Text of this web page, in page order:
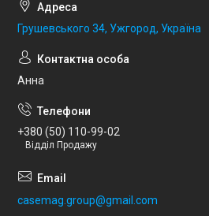
Грушевського 34, Ужгород, Україна
Анна
+380 (50) 110-99-02
Відділ Продажу
casemag.group@gmail.com